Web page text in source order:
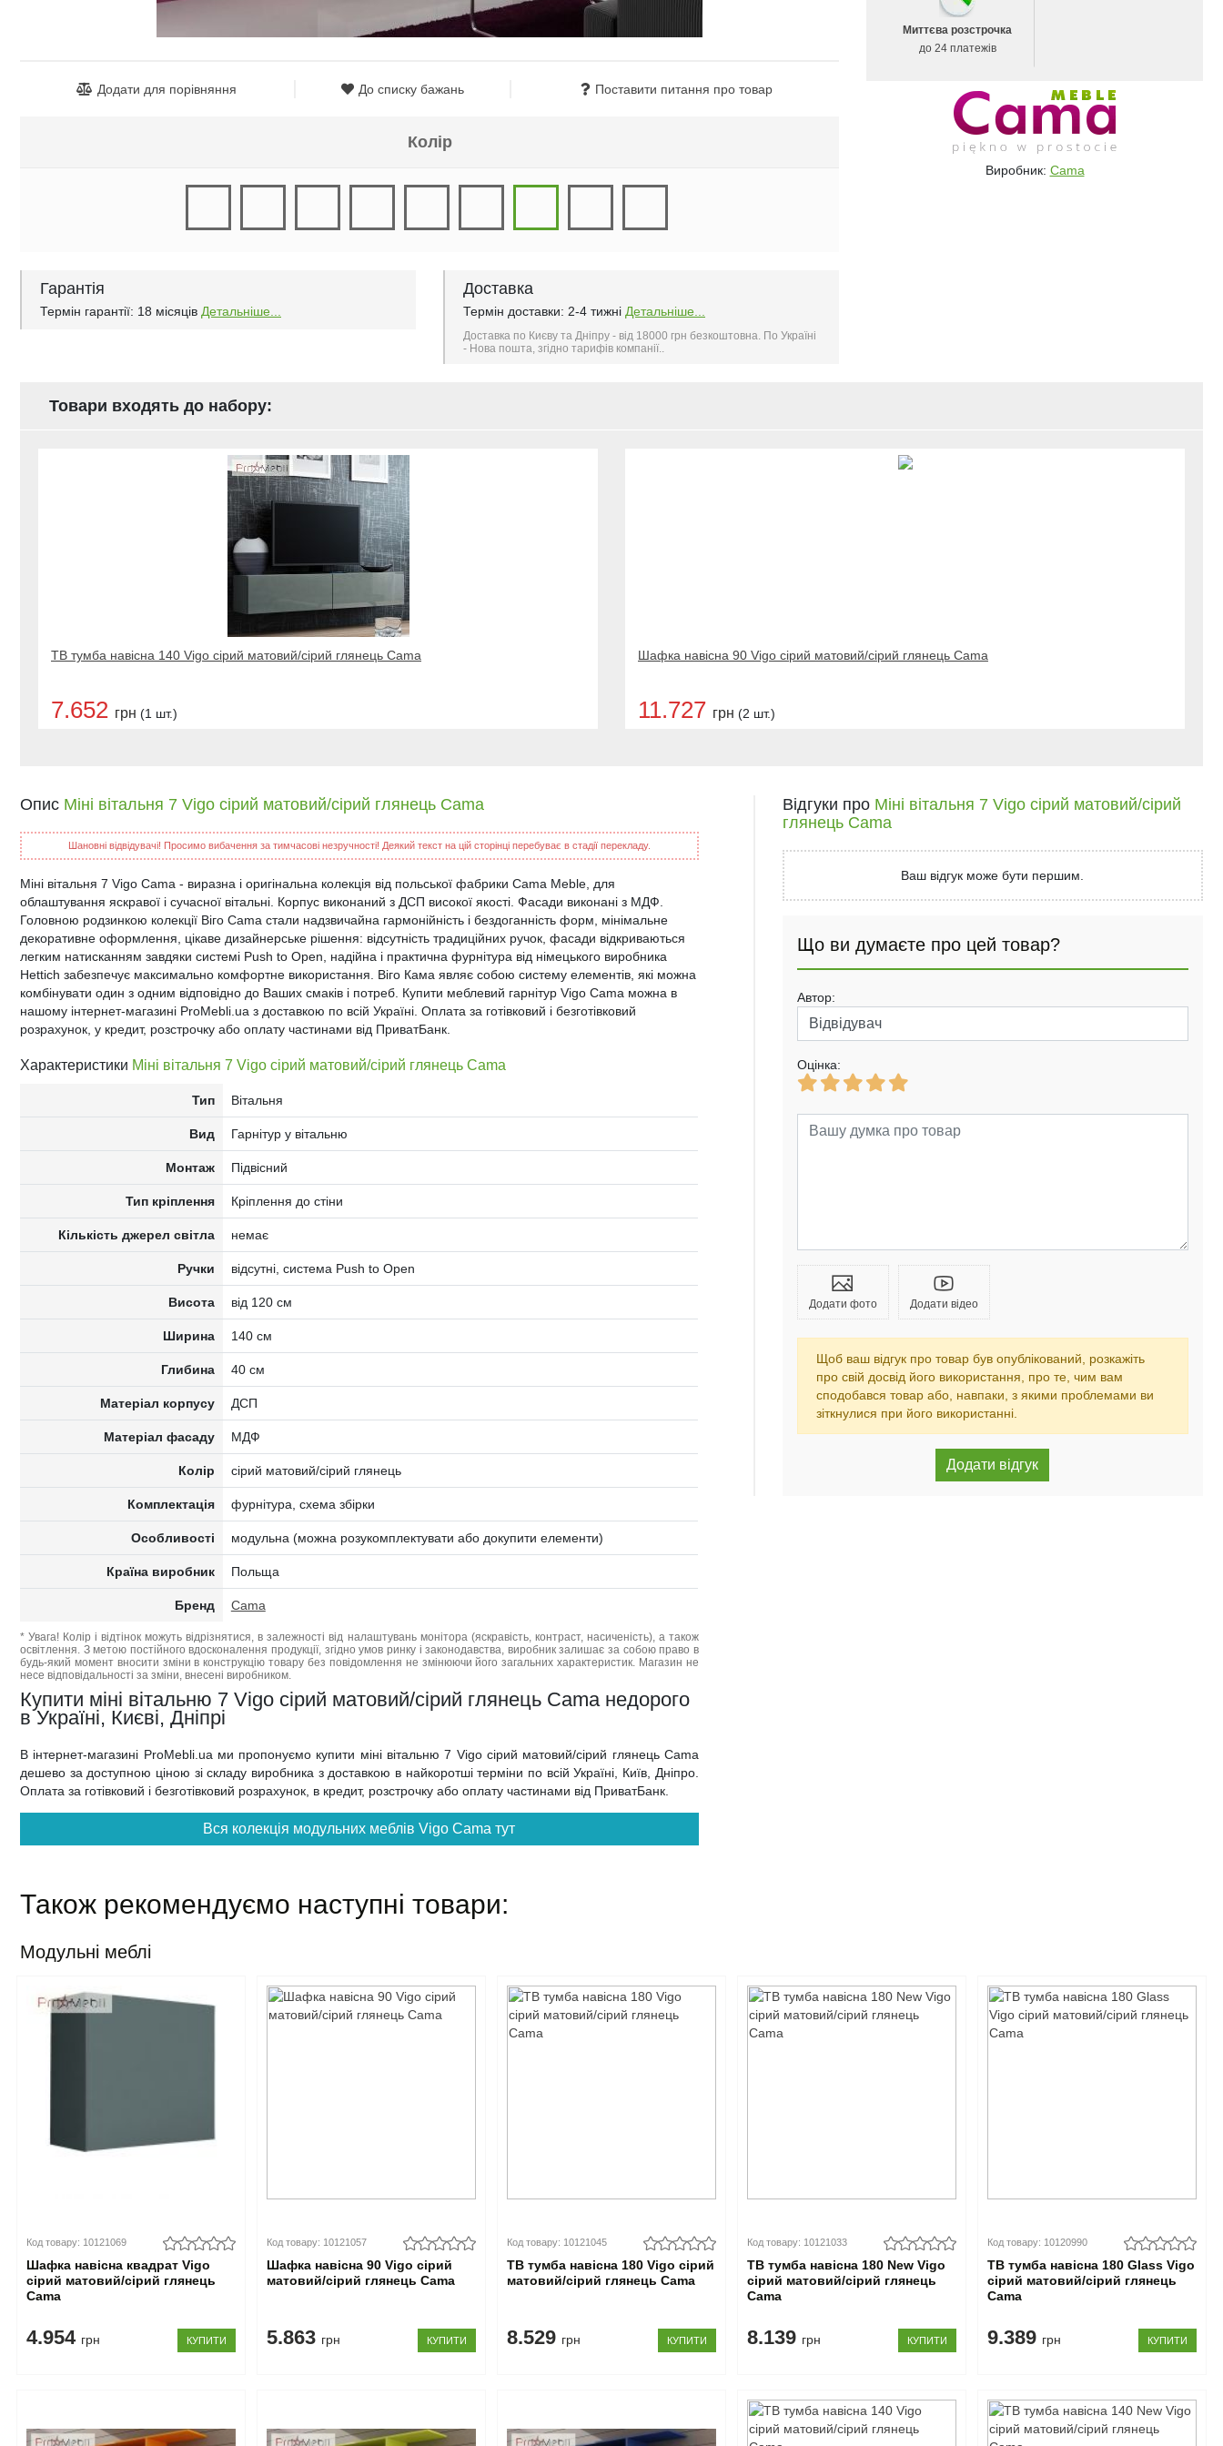
Додати для порівняння До списку бажань Поставити питання про товар
Колір
Гарантія
Термін гарантії: 18 місяців Детальніше...
Доставка
Термін доставки: 2-4 тижні Детальніше...
Доставка по Києву та Дніпру - від 18000 грн безкоштовна. По Україні
- Нова пошта, згідно тарифів компанії..
Миттєва розстрочка
до 24 платежів
Виробник: Cama
Товари входять до набору:
ТВ тумба навісна 140 Vigo сірий матовий/сірий глянець Cama
7.652 грн (1 шт.)
Шафка навісна 90 Vigo сірий матовий/сірий глянець Cama
11.727 грн (2 шт.)
Опис Міні вітальня 7 Vigo сірий матовий/сірий глянець Cama
Шановні відвідувачі! Просимо вибачення за тимчасові незручності! Деякий текст на цій сторінці перебуває в стадії перекладу.
Міні вітальня 7 Vigo Cama - виразна і оригінальна колекція від польської фабрики Cama Meble, для
облаштування яскравої і сучасної вітальні. Корпус виконаний з ДСП високої якості. Фасади виконані з МДФ.
Головною родзинкою колекції Віго Cama стали надзвичайна гармонійність і бездоганність форм, мінімальне
декоративне оформлення, цікаве дизайнерське рішення: відсутність традиційних ручок, фасади відкриваються
легким натисканням завдяки системі Push to Open, надійна і практична фурнітура від німецького виробника
Hettich забезпечує максимально комфортне використання. Віго Кама являє собою систему елементів, які можна
комбінувати один з одним відповідно до Ваших смаків і потреб. Купити меблевий гарнітур Vigo Cama можна в
нашому інтернет-магазині ProMebli.ua з доставкою по всій Україні. Оплата за готівковий і безготівковий
розрахунок, у кредит, розстрочку або оплату частинами від ПриватБанк.
Характеристики Міні вітальня 7 Vigo сірий матовий/сірий глянець Cama
Тип Вітальня
Вид Гарнітур у вітальню
Монтаж Підвісний
Тип кріплення Кріплення до стіни
Кількість джерел світла немає
Ручки відсутні, система Push to Open
Висота від 120 см
Ширина 140 см
Глибина 40 см
Матеріал корпусу ДСП
Матеріал фасаду МДФ
Колір сірий матовий/сірий глянець
Комплектація фурнітура, схема збірки
Особливості модульна (можна розукомплектувати або докупити елементи)
Країна виробник Польща
Бренд Cama
* Увага! Колір і відтінок можуть відрізнятися, в залежності від налаштувань монітора (яскравість, контраст, насиченість), а також
освітлення. З метою постійного вдосконалення продукції, згідно умов ринку і законодавства, виробник залишає за собою право в
будь-який момент вносити зміни в конструкцію товару без повідомлення не змінюючи його загальних характеристик. Магазин не
несе відповідальності за зміни, внесені виробником.
Купити міні вітальню 7 Vigo сірий матовий/сірий глянець Cama недорого
в Україні, Києві, Дніпрі
В інтернет-магазині ProMebli.ua ми пропонуємо купити міні вітальню 7 Vigo сірий матовий/сірий глянець Cama
дешево за доступною ціною зі складу виробника з доставкою в найкоротші терміни по всій Україні, Київ, Дніпро.
Оплата за готівковий і безготівковий розрахунок, в кредит, розстрочку або оплату частинами від ПриватБанк.
Вся колекція модульних меблів Vigo Cama тут
Відгуки про Міні вітальня 7 Vigo сірий матовий/сірий
глянець Cama
Ваш відгук може бути першим.
Що ви думаєте про цей товар?
Автор:
Оцінка:
Додати фото Додати відео
Щоб ваш відгук про товар був опублікований, розкажіть
про свій досвід його використання, про те, чим вам
сподобався товар або, навпаки, з якими проблемами ви
зіткнулися при його використанні.
Також рекомендуємо наступні товари:
Модульні меблі
Код товару: 10121069
Шафка навісна квадрат Vigo
сірий матовий/сірий глянець
Cama
4.954 грн КУПИТИ
Код товару: 10121057
Шафка навісна 90 Vigo сірий
матовий/сірий глянець Cama
5.863 грн КУПИТИ
Код товару: 10121045
ТВ тумба навісна 180 Vigo сірий
матовий/сірий глянець Cama
8.529 грн КУПИТИ
Код товару: 10121033
ТВ тумба навісна 180 New Vigo
сірий матовий/сірий глянець
Cama
8.139 грн КУПИТИ
Код товару: 10120990
ТВ тумба навісна 180 Glass Vigo
сірий матовий/сірий глянець
Cama
9.389 грн КУПИТИ